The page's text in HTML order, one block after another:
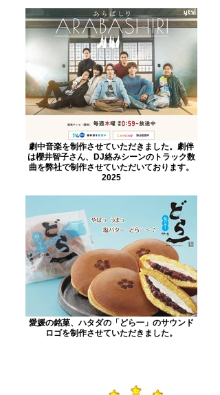
劇中音楽を制作させていただきました。劇伴
は櫻井智子さん、DJ絡みシーンのトラック数
曲を弊社で制作させていただいております。
2025
愛媛の銘菓、ハタダの「どら一」のサウンド
ロゴを制作させていただきました。